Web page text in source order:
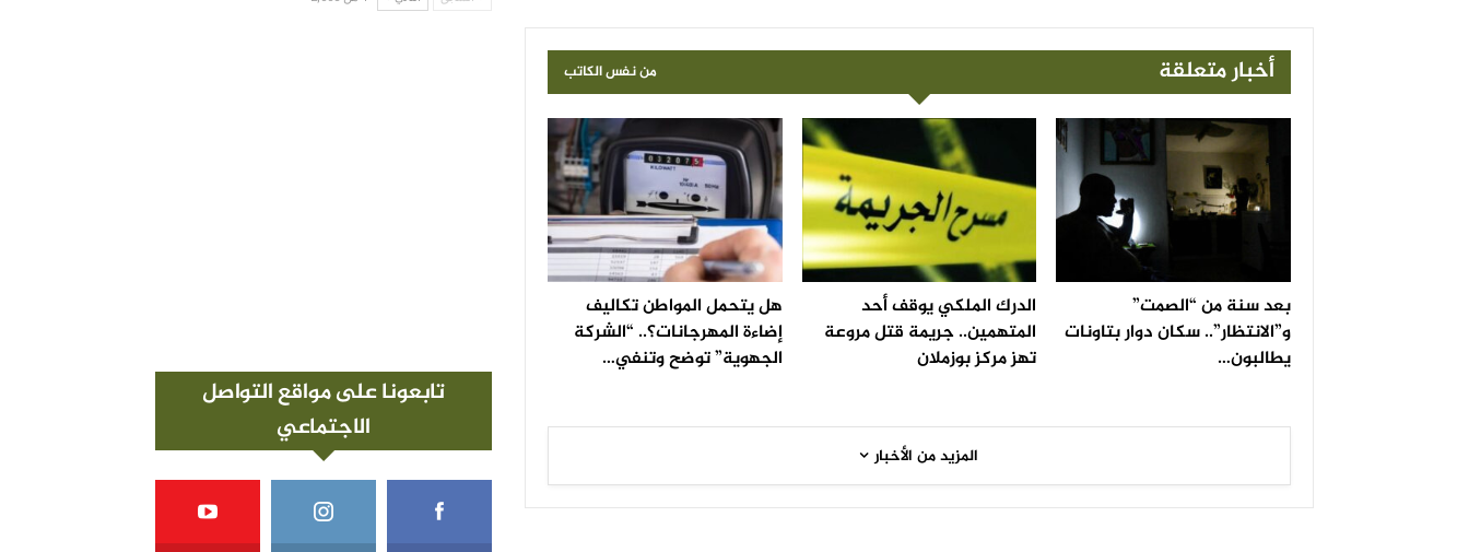
أخبار متعلقة من نفس الكاتب
بعد سنة من “الصمت”
و”الانتظار”.. سكان دوار بتاونات
يطالبون…
الدرك الملكي يوقف أحد
المتهمين.. جريمة قتل مروعة
تهز مركز بوزملان
هل يتحمل المواطن تكاليف
إضاءة المهرجانات؟.. “الشركة
الجهوية” توضح وتنفي…
المزيد من الأخبار
تابعونا على مواقع التواصل
الاجتماعي